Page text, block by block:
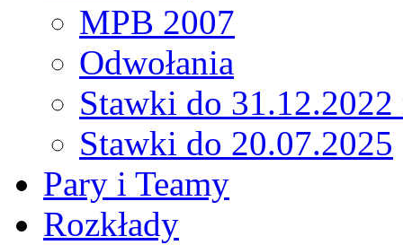
MPB 2007
Odwołania
Stawki do 31.12.2022
Stawki do 20.07.2025
Pary i Teamy
Rozkłady